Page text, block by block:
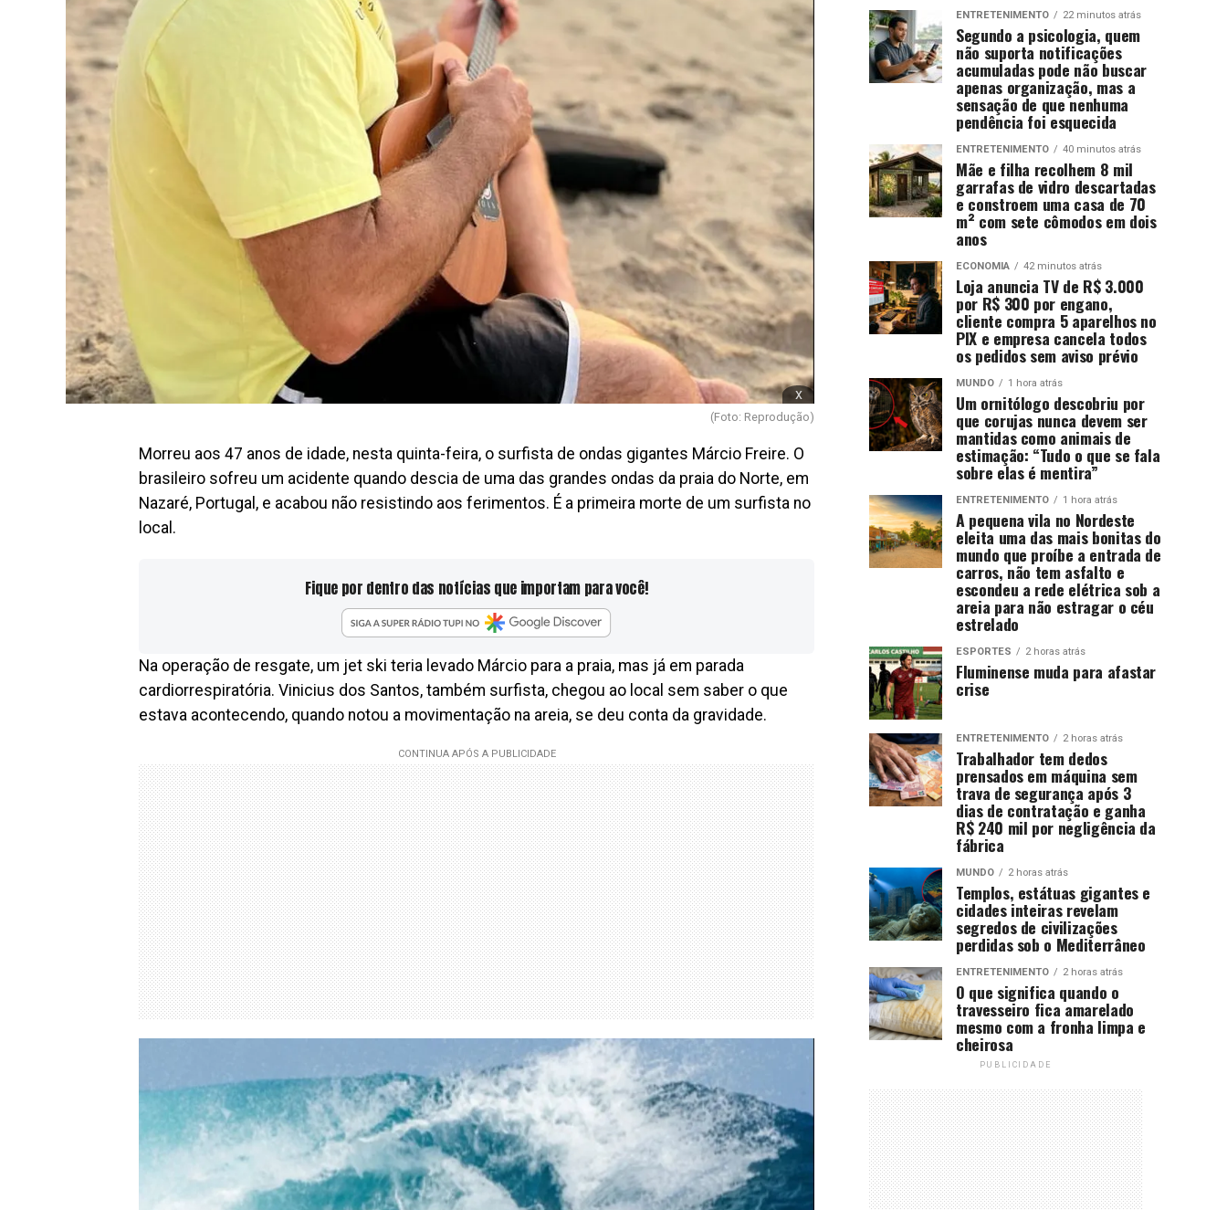
x
(Foto: Reprodução)
Morreu aos 47 anos de idade, nesta quinta-feira, o surfista de ondas gigantes Márcio Freire. O
brasileiro sofreu um acidente quando descia de uma das grandes ondas da praia do Norte, em
Nazaré, Portugal, e acabou não resistindo aos ferimentos. É a primeira morte de um surfista no
local.
Fique por dentro das notícias que importam para você!
Na operação de resgate, um jet ski teria levado Márcio para a praia, mas já em parada
cardiorrespiratória. Vinicius dos Santos, também surfista, chegou ao local sem saber o que
estava acontecendo, quando notou a movimentação na areia, se deu conta da gravidade.
ENTRETENIMENTO 22 minutos atrás
Segundo a psicologia, quem
não suporta notificações
acumuladas pode não buscar
apenas organização, mas a
sensação de que nenhuma
pendência foi esquecida
ENTRETENIMENTO 40 minutos atrás
Mãe e filha recolhem 8 mil
garrafas de vidro descartadas
e constroem uma casa de 70
m² com sete cômodos em dois
anos
ECONOMIA 42 minutos atrás
Loja anuncia TV de R$ 3.000
por R$ 300 por engano,
cliente compra 5 aparelhos no
PIX e empresa cancela todos
os pedidos sem aviso prévio
MUNDO 1 hora atrás
Um ornitólogo descobriu por
que corujas nunca devem ser
mantidas como animais de
estimação: “Tudo o que se fala
sobre elas é mentira”
ENTRETENIMENTO 1 hora atrás
A pequena vila no Nordeste
eleita uma das mais bonitas do
mundo que proíbe a entrada de
carros, não tem asfalto e
escondeu a rede elétrica sob a
areia para não estragar o céu
estrelado
ESPORTES 2 horas atrás
Fluminense muda para afastar
crise
ENTRETENIMENTO 2 horas atrás
Trabalhador tem dedos
prensados em máquina sem
trava de segurança após 3
dias de contratação e ganha
R$ 240 mil por negligência da
fábrica
MUNDO 2 horas atrás
Templos, estátuas gigantes e
cidades inteiras revelam
segredos de civilizações
perdidas sob o Mediterrâneo
ENTRETENIMENTO 2 horas atrás
O que significa quando o
travesseiro fica amarelado
mesmo com a fronha limpa e
cheirosa
PUBLICIDADE